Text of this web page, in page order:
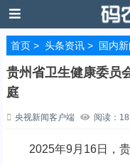
首页> 头条资讯> 国内
贵州省卫生健康委员
庭
央视新闻客户端 阅读：
2025年9月16日，贵